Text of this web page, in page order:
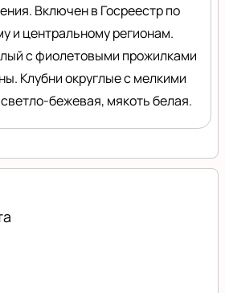
Включен в Госреестр по
и центральному регионам.
с фиолетовыми прожилками
Клубни округлые с мелкими
бежевая, мякоть белая.